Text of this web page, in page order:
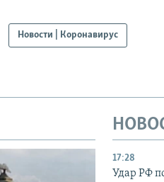
Новости | Коронавирус
17:28
Удар РФ